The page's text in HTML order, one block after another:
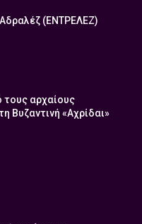
(ΕΝΤΡΕΛΕΖ)
τους αρχαίους
Βυζαντινή «Αχρίδαι»